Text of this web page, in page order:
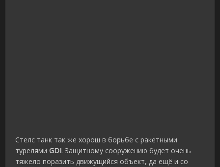
Стелс танк так же хорош в борьбе с ракетными
турелями GDI. Защитному сооружению будет очень
тяжело поразить движущийся объект, да ещё и со